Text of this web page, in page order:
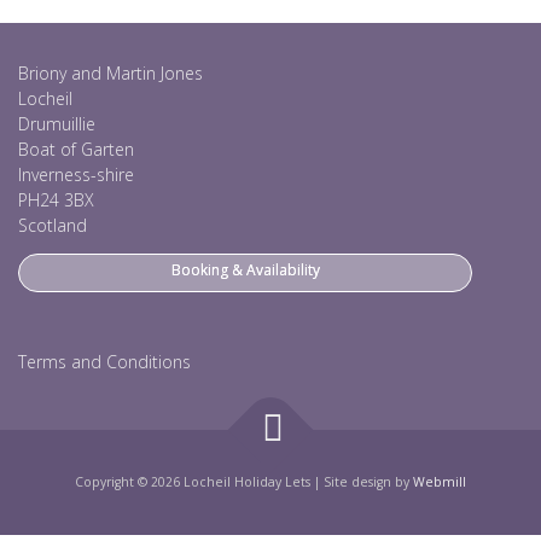
Briony and Martin Jones
Locheil
Drumuillie
Boat of Garten
Inverness-shire
PH24 3BX
Scotland
Booking & Availability
Terms and Conditions
Copyright © 2026 Locheil Holiday Lets | Site design by Webmill